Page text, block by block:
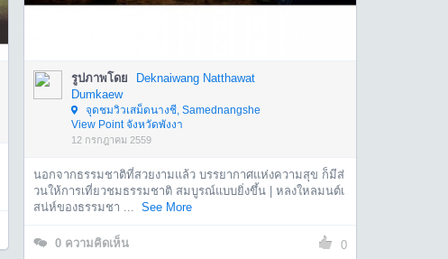
รูปภาพโดย
Deknaiwang Natthawat
Dumkaew
จุดชมวิวเสม็ดนางชี, Samednangshe
View Point จังหวัดพังงา
12 กรกฎาคม 2559
นอกจากธรรมชาติที่สวยงามแล้ว บรรยากาศแห่งความสุข ก็มีส่
วนให้การเที่ยวชมธรรมชาติ สมบูรณ์แบบยิ่งขึ้น | หลงใหลมนต์เ
สน่ห์ของธรรมชา ... See More
0 ความคิดเห็น 0